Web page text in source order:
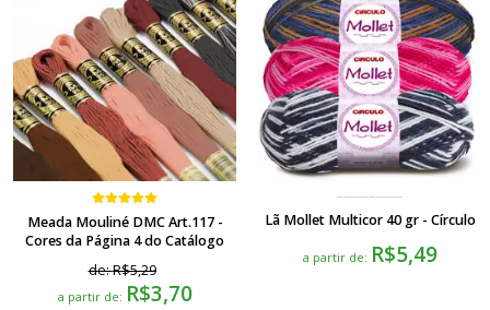
Meada Mouliné DMC Art.117 -
Cores da Página 4 do Catálogo
de:R$5,29
a partir de: R$3,70
Lã Mollet Multicor 40 gr - Círculo
a partir de: R$5,49